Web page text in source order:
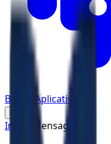
Baixar Aplicativo
☰
Início Mensagem